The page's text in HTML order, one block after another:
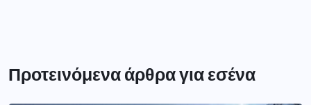
Προτεινόμενα άρθρα για εσένα